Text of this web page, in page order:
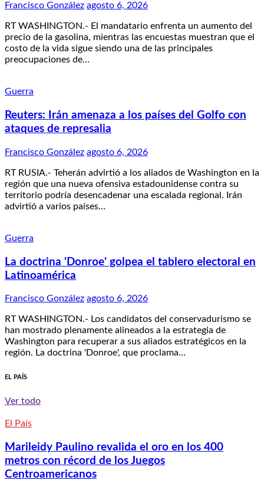
Francisco González agosto 6, 2026
RT WASHINGTON.- El mandatario enfrenta un aumento del
precio de la gasolina, mientras las encuestas muestran que el
costo de la vida sigue siendo una de las principales
preocupaciones de…
Guerra
Reuters: Irán amenaza a los países del Golfo con
ataques de represalia
Francisco González agosto 6, 2026
RT RUSIA.- Teherán advirtió a los aliados de Washington en la
región que una nueva ofensiva estadounidense contra su
territorio podría desencadenar una escalada regional. Irán
advirtió a varios países…
Guerra
La doctrina 'Donroe' golpea el tablero electoral en
Latinoamérica
Francisco González agosto 6, 2026
RT WASHINGTON.- Los candidatos del conservadurismo se
han mostrado plenamente alineados a la estrategia de
Washington para recuperar a sus aliados estratégicos en la
región. La doctrina 'Donroe', que proclama…
EL PAÍS
Ver todo
El País
Marileidy Paulino revalida el oro en los 400
metros con récord de los Juegos
Centroamericanos